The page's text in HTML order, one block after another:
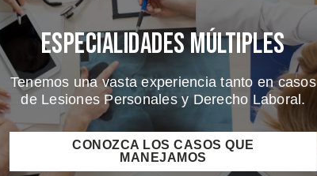
Especialidades Múltiples
Tenemos una vasta experiencia tanto en casos
de Lesiones Personales y Derecho Laboral.
CONOZCA LOS CASOS QUE
MANEJAMOS